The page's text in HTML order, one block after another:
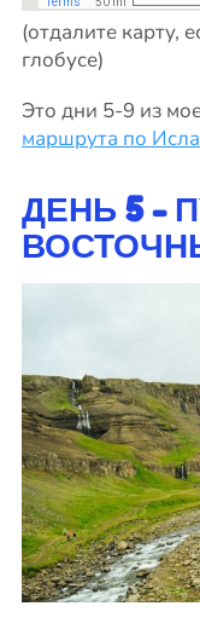
(отдалите карту,
глобусе)
Это дни 5-9 из
маршрута по
ДЕНЬ 5 -